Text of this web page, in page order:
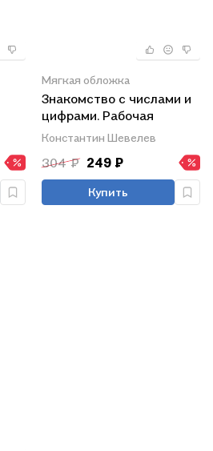
Мягкая обложка
Знакомство с числами и
цифрами. Рабочая
тетрадь для детей 3-4
Константин Шевелев
304 ₽ 249 ₽
Купить